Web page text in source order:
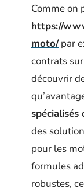
Comme on
https://
moto/par
contrats
découvrir
spécialisés
des
pour les
formules
robustes,